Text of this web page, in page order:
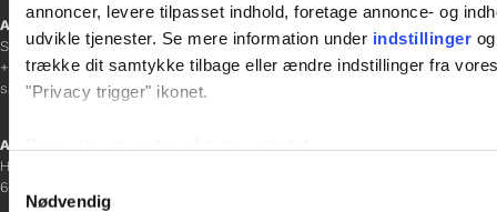
annoncer, levere tilpasset indhold, foretage annonce- og
udvikle tjenester. Se mere information under indstillinger
trække dit samtykke tilbage eller ændre indstillinger fra
"Privacy trigger" ikonet.
Vi bruger cookies til at tilpasse vores indhold og annoncer,
Nødvendig
Afdelingschef
Sanne Hansen
+45 23 69 19 35
sanne.h@gladfonden.dk
Aabenraa
H P Hanssens Gade 23, 2.
6200 Aabenraa